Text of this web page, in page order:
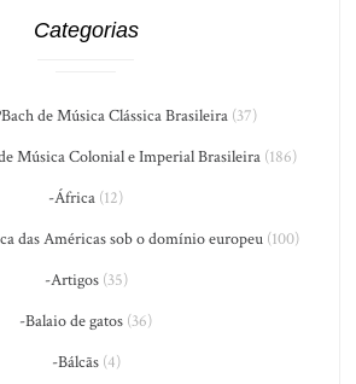
Categorias
de Música Clássica Brasileira (37)
Música Colonial e Imperial Brasileira (186)
-África (12)
das Américas sob o domínio europeu(100)
-Artigos(35)
-Balaio de gatos (36)
-Bálcãs(4)